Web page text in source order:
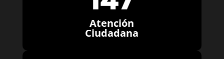
Atención
Ciudadana